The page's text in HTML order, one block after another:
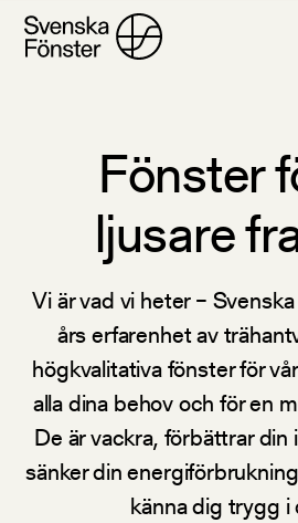
Fönster
ljusare
Vi är vad vi heter –
års erfarenhet av
högkvalitativa fönster för
alla dina behov och för en
De är vackra, förbättrar
sänker din
känna dig trygg i